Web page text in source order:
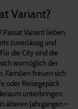
Variant?
Variant lieben.
zuverlässig und
die City sind die
womöglich der
Familien freuen sich
oder Reisegepäck
unterbringen.
älteren Jahrgängen –